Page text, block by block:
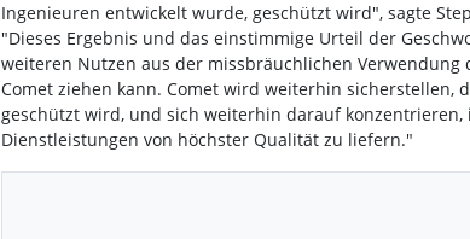
Ingenieuren entwickelt wurde, geschützt wird", sagte
"Dieses Ergebnis und das einstimmige Urteil der
weiteren Nutzen aus der missbräuchlichen Verwendung
Comet ziehen kann. Comet wird weiterhin sicherstellen,
geschützt wird, und sich weiterhin darauf
Dienstleistungen von höchster Qualität zu liefern."